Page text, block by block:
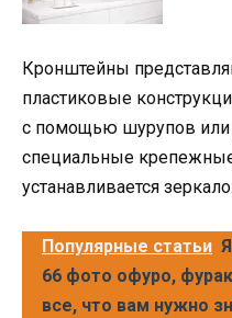
Кронштейны
пластиковые
с помощью шурупов
специальные
устанавливается зеркало.
Популярные статьи
66 фото офуро,
все, что вам нужно